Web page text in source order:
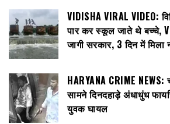
VIDISHA VIRAL VIDEO:
पार कर स्कूल जाते थे बच्चे,
जागी सरकार, 3 दिन में मिला
HARYANA CRIME
सामने दिनदहाड़े अंधाधुंध
युवक घायल